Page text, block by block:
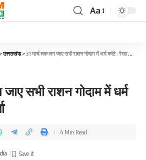
Aa
>उत्तराखंड>31 मार्च तक लग जाए सभी राशन गोदाम में धर्म कांटे : रेखा आर्या
सभी राशन गोदाम में धर्म
4 Min Read